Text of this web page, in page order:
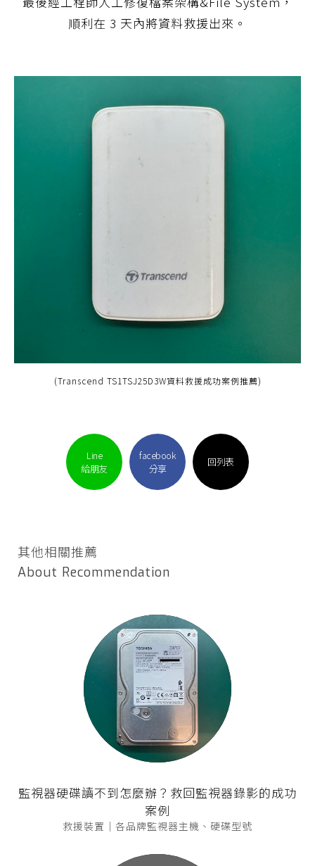
順利在 3 天內將資料救援出來。
(Transcend TS1TSJ25D3W資料救援成功案例推薦)
Line
給朋友
facebook
分享
回列表
其他相關推薦
About Recommendation
監視器硬碟讀不到怎麼辦？救回監視器錄影的成功
案例
救援裝置｜各品牌監視器主機、硬碟型號